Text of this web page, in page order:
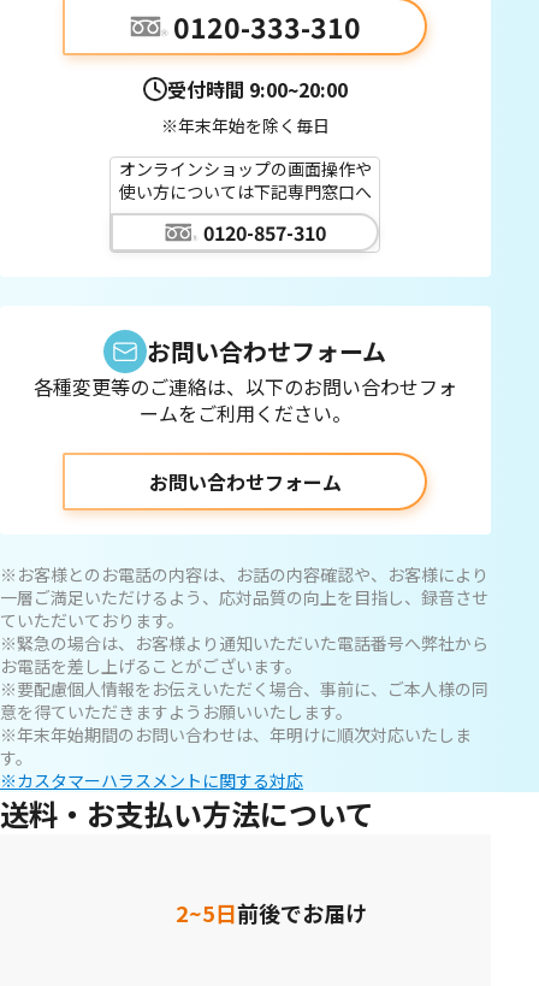
0120-333-310
受付時間 9:00~20:00
※年末年始を除く毎日
オンラインショップの画面操作や
使い方については下記専門窓口へ
0120-857-310
お問い合わせフォーム
各種変更等のご連絡は、以下のお問い合わせフォ
ームをご利用ください。
お問い合わせフォーム
※お客様とのお電話の内容は、お話の内容確認や、お客様により
一層ご満足いただけるよう、応対品質の向上を目指し、録音させ
ていただいております。
※緊急の場合は、お客様より通知いただいた電話番号へ弊社から
お電話を差し上げることがございます。
※要配慮個人情報をお伝えいただく場合、事前に、ご本人様の同
意を得ていただきますようお願いいたします。
※年末年始期間のお問い合わせは、年明けに順次対応いたしま
す。
※カスタマーハラスメントに関する対応
送料・お支払い方法について
2~5日前後でお届け